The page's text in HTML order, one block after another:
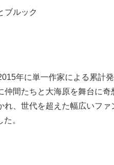
ブルック
年に単一作家による累計
仲間たちと大海原を舞台に
れ、世代を超えた幅広いフ
。